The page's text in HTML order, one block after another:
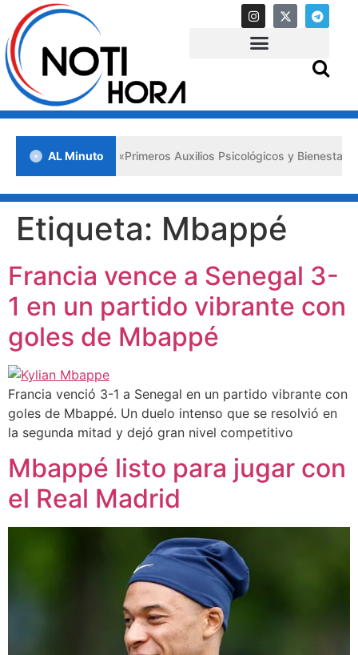
AL Minuto
Lara impulsa los «Primeros Auxilios Psicológicos y Bienestar
Etiqueta: Mbappé
Francia vence a Senegal 3-
1 en un partido vibrante con
goles de Mbappé
Francia venció 3-1 a Senegal en un partido vibrante con
goles de Mbappé. Un duelo intenso que se resolvió en
la segunda mitad y dejó gran nivel competitivo
Mbappé listo para jugar con
el Real Madrid